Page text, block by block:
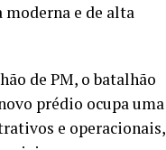
e de alta
de PM, o batalhão
prédio ocupa uma
e operacionais,